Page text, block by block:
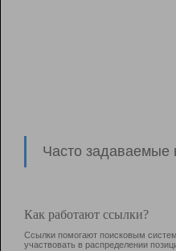
Часто задаваемые
Как работают ссылки?
Ссылки помогают поисковым
участвовать в раcпределении